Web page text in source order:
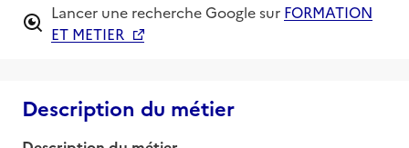
Lancer une recherche Google sur FORMATION
ET METIER
Description du métier